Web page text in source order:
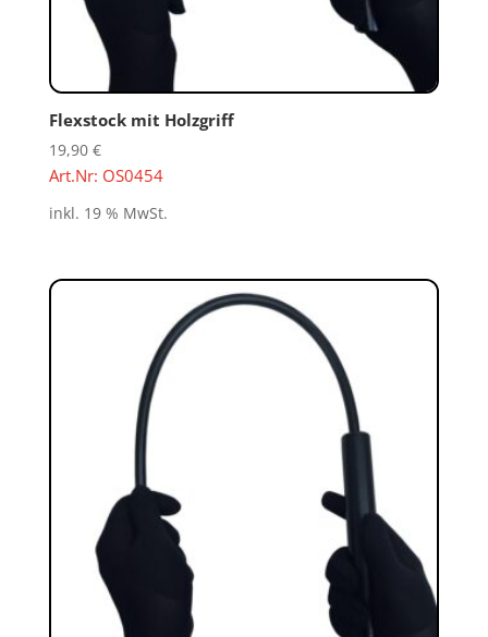
Flexstock mit Holzgriff
19,90 €
Art.Nr: OS0454
inkl. 19 % MwSt.